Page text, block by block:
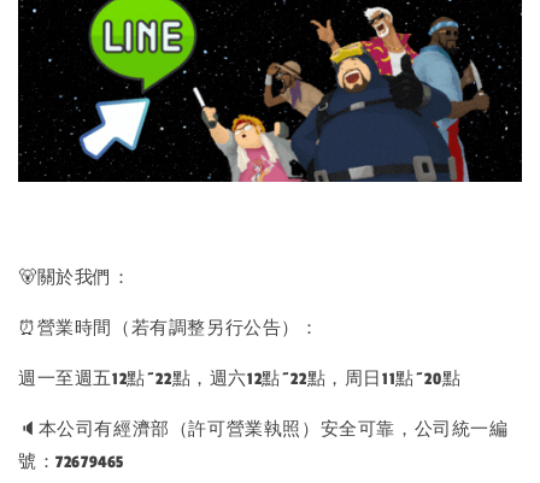
🐻關於我們：
⏰營業時間（若有調整另行公告）：
週一至週五12點~22點，週六12點~22點，周日11點~20點
🔈本公司有經濟部（許可營業執照）安全可靠，公司統一編
號：72679465